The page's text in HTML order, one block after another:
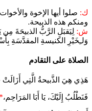
ك: صلوا أيها الإخوة
ومنكم هذه الذبيحة.
ش: لِيَقبَلِ الرَّبُّ الذبيحَةَ مِن
وَلـِخَيْرِ الكنيسةِ المقدَّسَةِ
الصلاة على التقادم
هَذِي هِيَ الذَّبيحةُ الَّتِي
فَنَطْلُبُ إِلَيْكَ، يَا أَبَا المَرَاحِم،*